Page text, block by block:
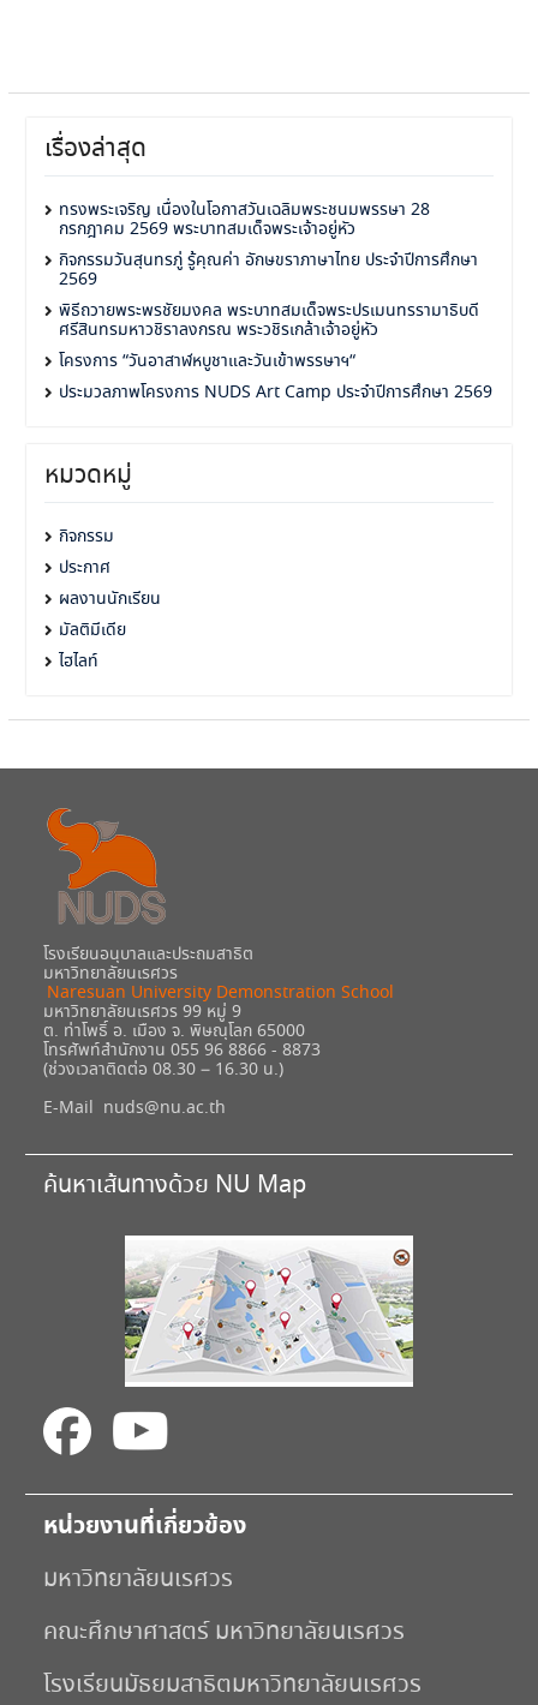
เรื่องล่าสุด
ทรงพระเจริญ เนื่องในโอกาสวันเฉลิมพระชนมพรรษา 28
กรกฎาคม 2569 พระบาทสมเด็จพระเจ้าอยู่หัว
กิจกรรมวันสุนทรภู่ รู้คุณค่า อักษขราภาษาไทย ประจำปีการศึกษา
2569
พิธีถวายพระพรชัยมงคล พระบาทสมเด็จพระปรเมนทรรามาธิบดี
ศรีสินทรมหาวชิราลงกรณ พระวชิรเกล้าเจ้าอยู่หัว
โครงการ “วันอาสาฬหบูชาและวันเข้าพรรษาฯ“
ประมวลภาพโครงการ NUDS Art Camp ประจำปีการศึกษา 2569
หมวดหมู่
กิจกรรม
ประกาศ
ผลงานนักเรียน
มัลติมีเดีย
ไฮไลท์
โรงเรียนอนุบาลและประถมสาธิต
มหาวิทยาลัยนเรศวร
Naresuan University Demonstration School
มหาวิทยาลัยนเรศวร 99 หมู่ 9
ต. ท่าโพธิ์ อ. เมือง จ. พิษณุโลก 65000
โทรศัพท์สำนักงาน 055 96 8866 - 8873
(ช่วงเวลาติดต่อ 08.30 – 16.30 น.)
E-Mail nuds@nu.ac.th
ค้นหาเส้นทางด้วย NU Map
หน่วยงานที่เกี่ยวข้อง
มหาวิทยาลัยนเรศวร
คณะศึกษาศาสตร์ มหาวิทยาลัยนเรศวร
โรงเรียนมัธยมสาธิตมหาวิทยาลัยนเรศวร